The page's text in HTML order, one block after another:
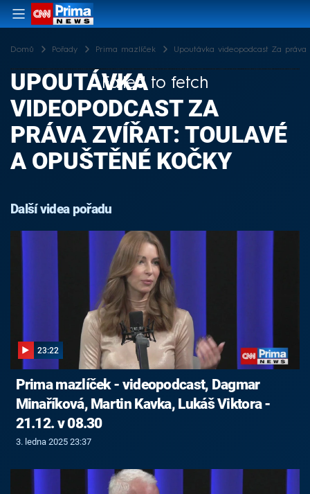
Domů Pořady Prima mazlíček Upoutávka videopodcast Za
Failed to fetch
UPOUTÁVKA
VIDEOPODCAST ZA
PRÁVA ZVÍŘAT: TOULAVÉ
A OPUŠTĚNÉ KOČKY
Další videa pořadu
23:22
Prima mazlíček - videopodcast, Dagmar
Minaříková, Martin Kavka, Lukáš Viktora -
21.12. v 08.30
3. ledna 2025 23:37